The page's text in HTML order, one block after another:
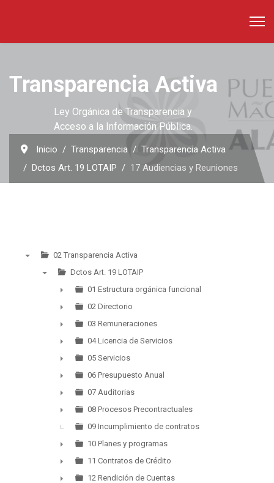
Transparencia Activa
Ley Orgánica de Transparencia y
Acceso a la Información Pública.
Inicio Transparencia
Transparencia Activa
Dctos Art. 19 LOTAIP
17 Audiencias y Reuniones
02 Transparencia Activa
Dctos Art. 19 LOTAIP
►
01 Estructura orgánica funcional
►
02 Directorio
►
03 Remuneraciones
►
04 Licencia de Servicios
►
05 Servicios
►
06 Presupuesto Anual
►
07 Auditorias
►
08 Procesos Precontractuales
09 Incumplimiento de contratos
►
10 Planes y programas
►
11 Contratos de Crédito
12 Rendición de Cuentas